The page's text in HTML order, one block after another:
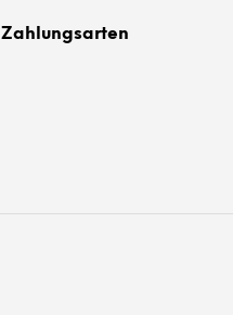
Zahlungsarten